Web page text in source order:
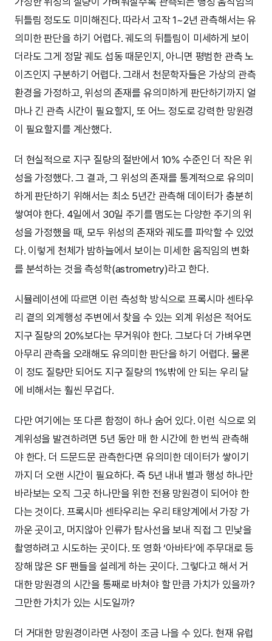
뒤틀림 정도도 미미해진다. 따라서 고작 1~2년 관측해서는 유
의미한 판단을 하기 어렵다. 궤도의 뒤틀림이 미세하게 보이
더라도 그게 정말 궤도 섭동 때문인지, 아니면 평범한 관측 노
이즈인지 구분하기 어렵다. 그래서 천문학자들은 가상의 관측
환경을 가정하고, 위성의 존재를 유의미하게 판단하기까지 얼
마나 긴 관측 시간이 필요할지, 또 어느 정도로 강력한 망원경
이 필요할지를 계산했다.
더 현실적으로 지구 질량의 절반에서 10% 수준인 더 작은 위
성을 가정했다. 그 결과, 그 위성의 존재를 통계적으로 유의미
하게 판단하기 위해서는 최소 5년간 관측해 데이터가 충분히
쌓여야 한다. 4일에서 30일 주기를 맴도는 다양한 주기의 위
성을 가정했을 때, 모두 위성의 존재와 궤도를 파악할 수 있었
다. 이렇게 천체가 밤하늘에서 보이는 미세한 움직임의 변화
를 분석하는 것을 측성학(astrometry)라고 한다.
시뮬레이션에 따르면 이런 측성학 방식으로 프록시마 센타우
리 곁의 외계행성 주변에서 찾을 수 있는 외계 위성은 적어도
지구 질량의 20%보다는 무거워야 한다. 그보다 더 가벼우면
아무리 관측을 오래해도 유의미한 판단을 하기 어렵다. 물론
이 정도 질량만 되어도 지구 질량의 1%밖에 안 되는 우리 달
에 비해서는 훨씬 무겁다.
다만 여기에는 또 다른 함정이 하나 숨어 있다. 이런 식으로 외
계위성을 발견하려면 5년 동안 매 한 시간에 한 번씩 관측해
야 한다. 더 드문드문 관측한다면 유의미한 데이터가 쌓이기
까지 더 오랜 시간이 필요하다. 즉 5년 내내 별과 행성 하나만
바라보는 오직 그곳 하나만을 위한 전용 망원경이 되어야 한
다는 것이다. 프록시마 센타우리는 우리 태양계에서 가장 가
까운 곳이고, 머지않아 인류가 탐사선을 보내 직접 그 민낯을
촬영하려고 시도하는 곳이다. 또 영화 ‘아바타’에 주무대로 등
장해 많은 SF 팬들을 설레게 하는 곳이다. 그렇다고 해서 거
대한 망원경의 시간을 통째로 바쳐야 할 만큼 가치가 있을까?
그만한 가치가 있는 시도일까?
더 거대한 망원경이라면 사정이 조금 나을 수 있다. 현재 유럽